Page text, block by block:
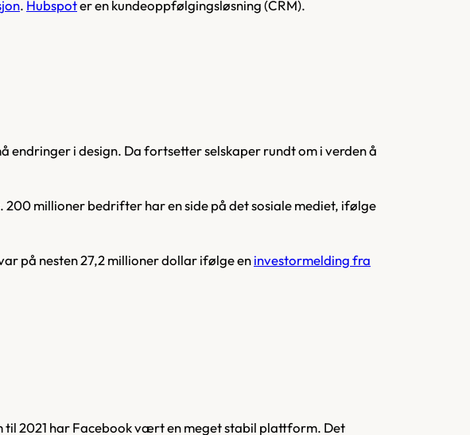
. Hubspoter en kundeoppfølgingsløsning (CRM).
i design. Da fortsetter selskaper rundt om i verden å
millioner bedrifter har en side på det sosiale mediet, ifølge
på nesten 27,2 millioner dollar ifølge eninvestormelding fra
til 2021 har Facebook vært en meget stabil plattform. Det